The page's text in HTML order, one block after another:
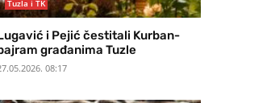
Tuzla i TK
i Pejić čestitali Kurban-
građanima Tuzle
08:17